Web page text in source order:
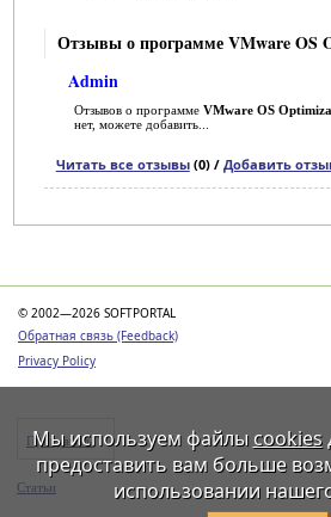
Отзывы о программе VMware OS
Admin
Отзывов о программе VMware OS
нет, можете добавить...
Читать все отзывы(0) / Добавить
© 2002—2026 SOFTPORTAL
Обратная связь (Feedback)
Privacy Policy
Программы
Статьи
Мы используем файлы cookies
предоставить вам больше
использовании